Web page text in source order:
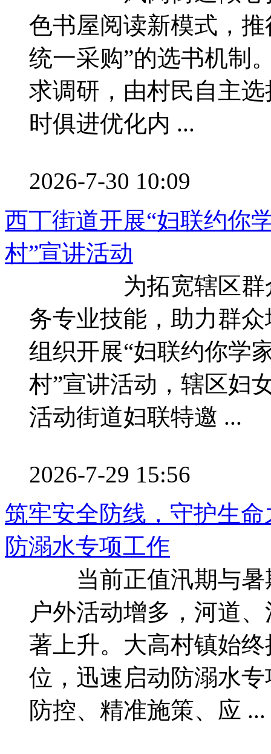
色书屋阅读新模式，
统一采购”的选书机制
求调研，由村民自主
时俱进优化内 ...
2026-7-30 10:09
西丁街道开展“妇联约你
村”宣讲活动
为拓宽辖区群众
务专业技能，助力群
组织开展“妇联约你学
村”宣讲活动，辖区
活动街道妇联特邀 ...
2026-7-29 15:56
筑牢安全防线，守护生
防溺水专项工作
当前正值汛期与暑
户外活动增多，河道
著上升。大高村镇始
位，迅速启动防溺水
防控、精准施策、应 ...